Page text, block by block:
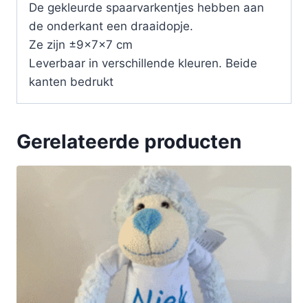
De gekleurde spaarvarkentjes hebben aan
de onderkant een draaidopje.
Ze zijn ±9x7x7 cm
Leverbaar in verschillende kleuren. Beide
kanten bedrukt
Gerelateerde producten